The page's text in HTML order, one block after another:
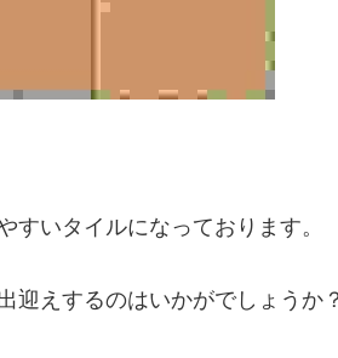
いタイルになっております。
迎えするのはいかがでしょうか